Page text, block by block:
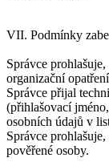
VII. Podmínky
Správce
organizační
Správce přijal
(přihlašovací
osobních údajů v
Správce
pověřené osoby.